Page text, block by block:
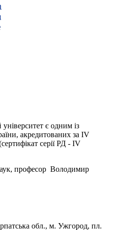
є одним із
акредитованих за IV
серії РД - IV
професор Володимир
обл., м. Ужгород, пл.